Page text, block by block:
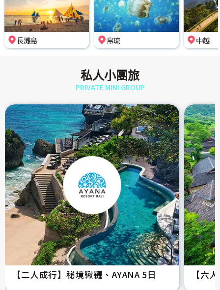
長灘島 帛琉 中越
私人小團旅
PRIVATE MINI GROUP
【二人成行】秘境鞦韆、AYANA 5日 【六